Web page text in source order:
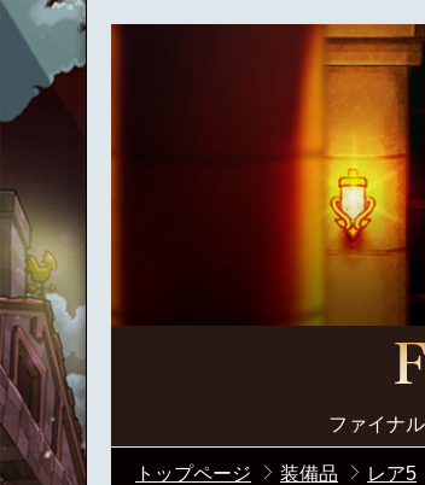
ファイナ
トップページ 装備品 レア5